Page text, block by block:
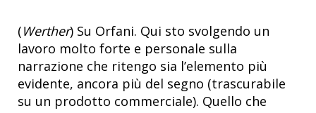
(Werther) Su Orfani. Qui sto svolgendo un
lavoro molto forte e personale sulla
narrazione che ritengo sia l’elemento più
evidente, ancora più del segno (trascurabile
su un prodotto commerciale). Quello che